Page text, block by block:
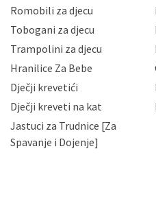
korisnika i posjetitelja
Vaših osobnih podataka
priopćavanje osobnih
zaposlenicima kojima su
slučajevima koji su
da možete u svako
zatražiti prestanak
podataka. Opoziv privole
gore navedenu adresu ili
Romobili za djecu
Tobogani za djecu
Trampolini za djecu
Hranilice Za Bebe
Dječji krevetići
Dječji kreveti na kat
Jastuci za Trudnice [Za
Spavanje i Dojenje]